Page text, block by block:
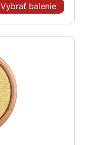
Vybrať balenie